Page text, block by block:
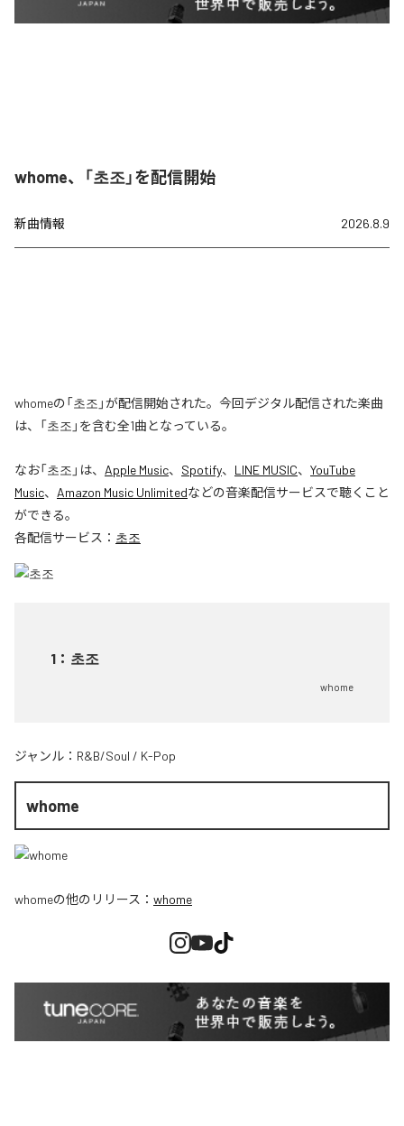
whome、「초조」を配信開始
新曲情報 2026.8.9
whomeの「초조」が配信開始された。今回デジタル配信された楽曲
は、「초조」を含む全1曲となっている。
なお「초조 」は、 Apple Music、 Spotify、 LINE MUSIC、 YouTube
Music、 Amazon Music Unlimitedなどの音楽配信サービスで聴くこと
ができる。
各配信サービス： 초조
1 ： 초조
whome
ジャンル： R&B/Soul / K-Pop
whome
whomeの他のリリース： whome